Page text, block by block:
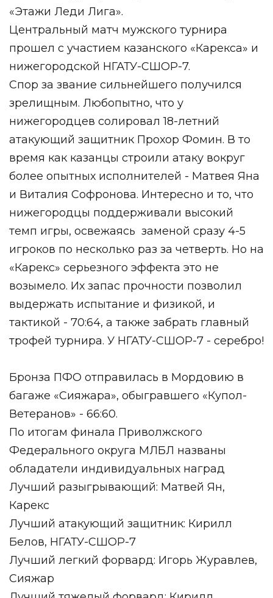
«Этажи Леди Лига».
Центральный матч мужского турнира
прошел с участием казанского «Карекса» и
нижегородской НГАТУ-СШОР-7.
Спор за звание сильнейшего получился
зрелищным. Любопытно, что у
нижегородцев солировал 18-летний
атакующий защитник Прохор Фомин. В то
время как казанцы строили атаку вокруг
более опытных исполнителей - Матвея Яна
и Виталия Софронова. Интересно и то, что
нижегородцы поддерживали высокий
темп игры, освежаясь заменой сразу 4-5
игроков по несколько раз за четверть. Но на
«Карекс» серьезного эффекта это не
возымело. Их запас прочности позволил
выдержать испытание и физикой, и
тактикой - 70:64, а также забрать главный
трофей турнира. У НГАТУ-СШОР-7 - серебро!
Бронза ПФО отправилась в Мордовию в
багаже «Сияжара», обыгравшего «Купол-
Ветеранов» - 66:60.
По итогам финала Приволжского
Федерального округа МЛБЛ названы
обладатели индивидуальных наград
Лучший разыгрывающий: Матвей Ян,
Карекс
Лучший атакующий защитник: Кирилл
Белов, НГАТУ-СШОР-7
Лучший легкий форвард: Игорь Журавлев,
Сияжар